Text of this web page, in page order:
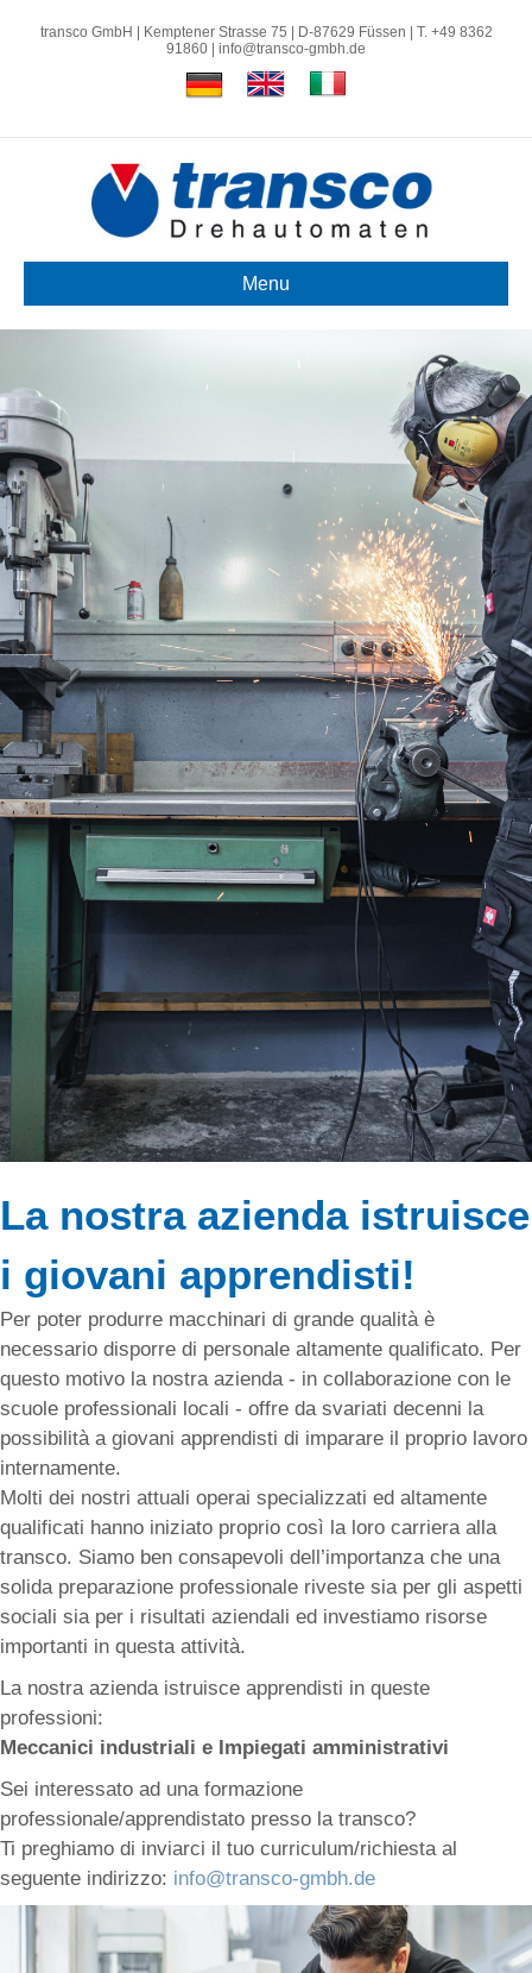
transco GmbH | Kemptener Strasse 75 | D-87629 Füssen | T. +49 8362
91860 | info@transco-gmbh.de
Menu
La nostra azienda istruisce
i giovani apprendisti!
Per poter produrre macchinari di grande qualità è
necessario disporre di personale altamente qualificato. Per
questo motivo la nostra azienda - in collaborazione con le
scuole professionali locali - offre da svariati decenni la
possibilità a giovani apprendisti di imparare il proprio lavoro
internamente.
Molti dei nostri attuali operai specializzati ed altamente
qualificati hanno iniziato proprio così la loro carriera alla
transco. Siamo ben consapevoli dell’importanza che una
solida preparazione professionale riveste sia per gli aspetti
sociali sia per i risultati aziendali ed investiamo risorse
importanti in questa attività.
La nostra azienda istruisce apprendisti in queste
professioni:
Meccanici industriali e Impiegati amministrativi
Sei interessato ad una formazione
professionale/apprendistato presso la transco?
Ti preghiamo di inviarci il tuo curriculum/richiesta al
seguente indirizzo: info@transco-gmbh.de